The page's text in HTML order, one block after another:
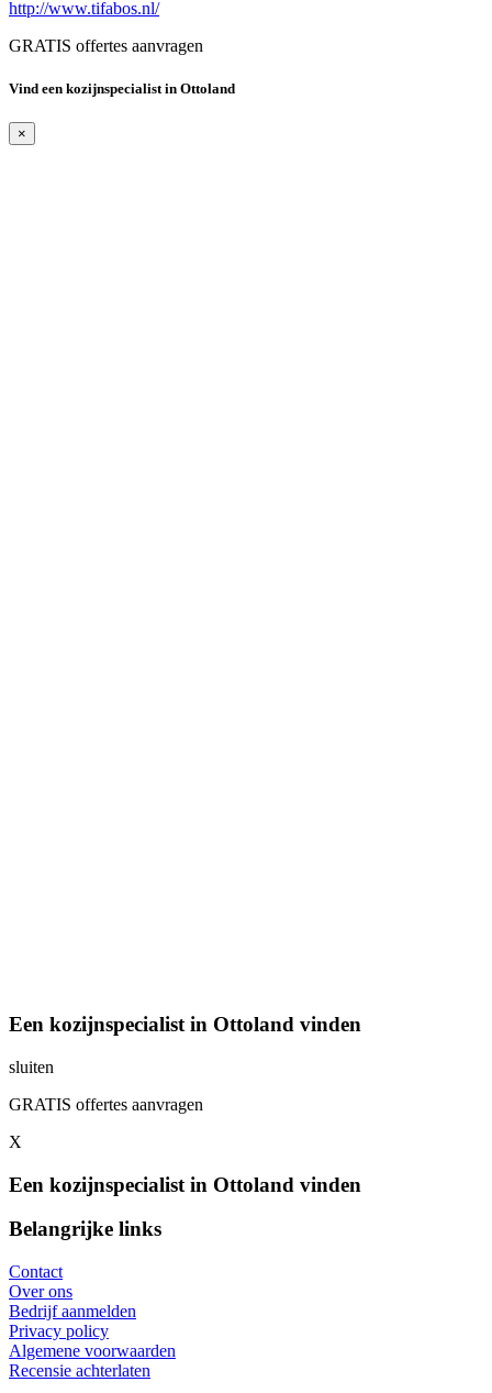
http://www.tifabos.nl/
GRATIS offertes aanvragen
Vind een kozijnspecialist in Ottoland
×
Een kozijnspecialist in Ottoland vinden
sluiten
GRATIS offertes aanvragen
X
Een kozijnspecialist in Ottoland vinden
Belangrijke links
Contact
Over ons
Bedrijf aanmelden
Privacy policy
Algemene voorwaarden
Recensie achterlaten